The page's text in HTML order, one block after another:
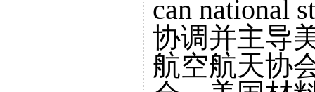
can national
协调并主导
航空航天协